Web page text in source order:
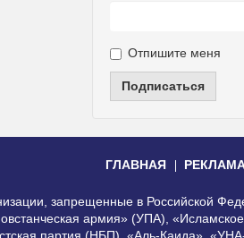
Отпишите меня
Подписаться
ГЛАВНАЯ
запрещенные в Российской
армия» (УПА),
партия (НБП), «Аль-Каида»,